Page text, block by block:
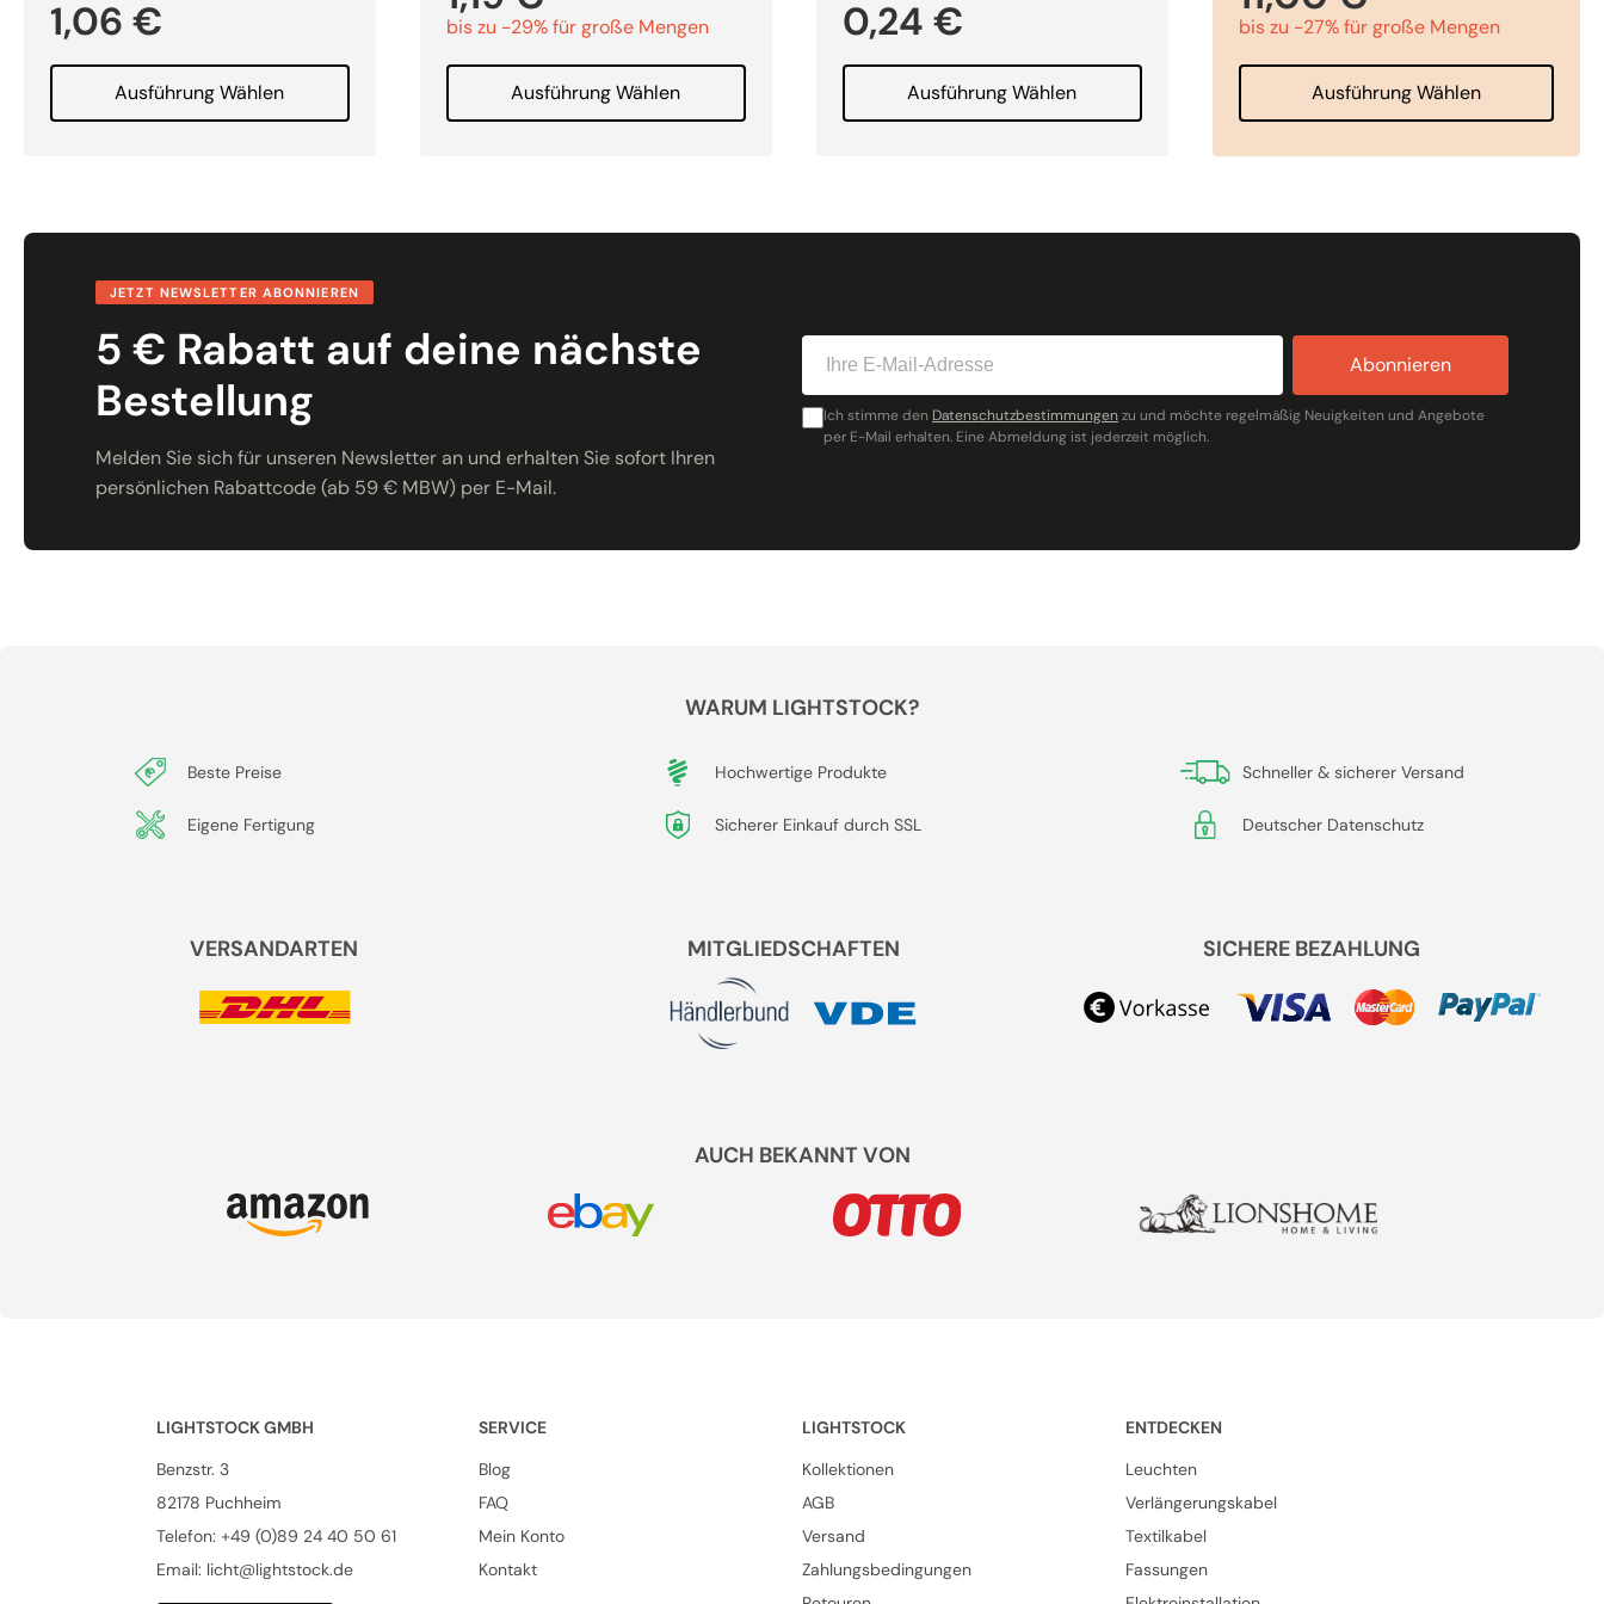
1,06 €
Ausführung Wählen
bis zu -29% für große Mengen
Ausführung Wählen
0,24 €
Ausführung Wählen
bis zu -27% für große Mengen
Ausführung Wählen
JETZT NEWSLETTER ABONNIEREN
5 € Rabatt auf deine nächste
Bestellung
Melden Sie sich für unseren Newsletter an und erhalten Sie sofort Ihren
persönlichen Rabattcode (ab 59 € MBW) per E-Mail.
Ich stimme den Datenschutzbestimmungenzu und möchte regelmäßig Neuigkeiten und Angebote
per E-Mail erhalten. Eine Abmeldung ist jederzeit möglich.
Abonnieren
WARUM LIGHTSTOCK?
Beste Preise Hochwertige Produkte Schneller & sicherer Versand
Eigene Fertigung Sicherer Einkauf durch SSL Deutscher Datenschutz
VERSANDARTEN MITGLIEDSCHAFTEN SICHERE BEZAHLUNG
AUCH BEKANNT VON
LIGHTSTOCK GMBH
Benzstr. 3
82178 Puchheim
Telefon: +49 (0)89 24 40 50 61
Email: licht@lightstock.de
SERVICE
Blog
FAQ
Mein Konto
Kontakt
LIGHTSTOCK
Kollektionen
AGB
Versand
Zahlungsbedingungen
ENTDECKEN
Leuchten
Verlängerungskabel
Textilkabel
Fassungen